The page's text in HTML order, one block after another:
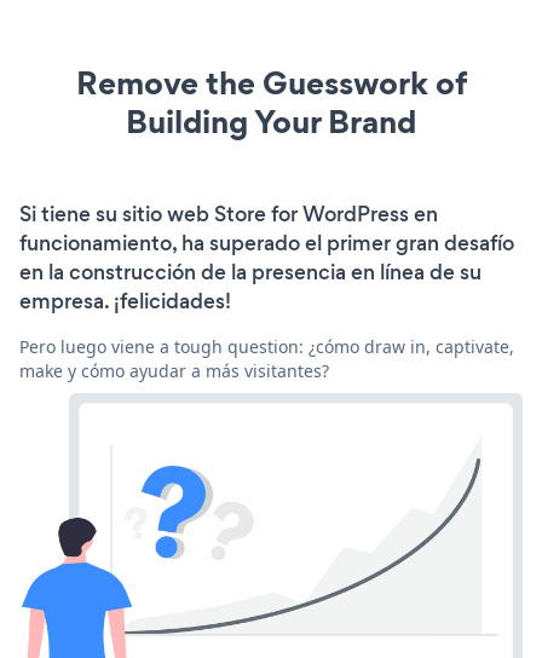
Remove the Guesswork of
Building Your Brand
Si tiene su sitio web Store for WordPress en
funcionamiento, ha superado el primer gran desafío
en la construcción de la presencia en línea de su
empresa. ¡felicidades!
Pero luego viene a tough question: ¿cómo draw in, captivate,
make y cómo ayudar a más visitantes?